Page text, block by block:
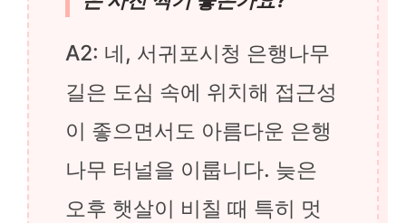
A2: 네, 서귀포시청 은행나무
길은 도심 속에 위치해 접근성
이 좋으면서도 아름다운 은행
나무 터널을 이룹니다. 늦은
오후 햇살이 비칠 때 특히 멋